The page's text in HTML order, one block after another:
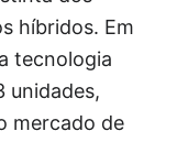
híbridos. Em
tecnologia
unidades,
mercado de